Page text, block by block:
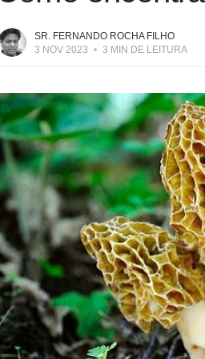
SR. FERNANDO ROCHA FILHO
3 NOV 2023 • 3 MIN DE LEITURA